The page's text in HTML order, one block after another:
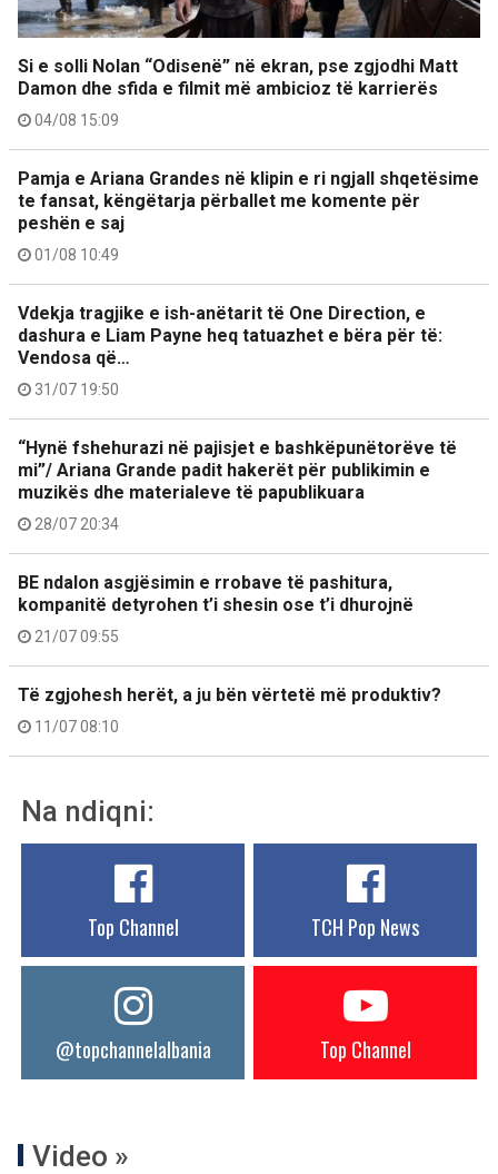
Si e solli Nolan “Odisenë” në ekran, pse zgjodhi Matt
Damon dhe sfida e filmit më ambicioz të karrierës
04/08 15:09
Pamja e Ariana Grandes në klipin e ri ngjall shqetësime
te fansat, këngëtarja përballet me komente për
peshën e saj
01/08 10:49
Vdekja tragjike e ish-anëtarit të One Direction, e
dashura e Liam Payne heq tatuazhet e bëra për të:
Vendosa që…
31/07 19:50
“Hynë fshehurazi në pajisjet e bashkëpunëtorëve të
mi”/ Ariana Grande padit hakerët për publikimin e
muzikës dhe materialeve të papublikuara
28/07 20:34
BE ndalon asgjësimin e rrobave të pashitura,
kompanitë detyrohen t’i shesin ose t’i dhurojnë
21/07 09:55
Të zgjohesh herët, a ju bën vërtetë më produktiv?
11/07 08:10
Na ndiqni:
Top Channel TCH Pop News
@topchannelalbania Top Channel
Video »